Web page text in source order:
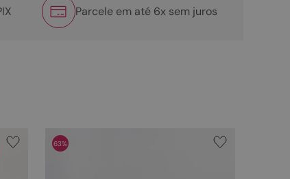
Parcele em até 6x sem juros
63%